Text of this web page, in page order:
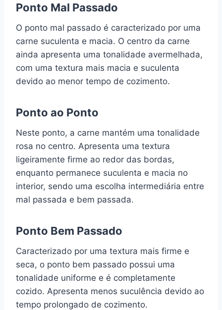
Ponto Mal Passado
O ponto mal passado é caracterizado por uma
carne suculenta e macia. O centro da carne
ainda apresenta uma tonalidade avermelhada,
com uma textura mais macia e suculenta
devido ao menor tempo de cozimento.
Ponto ao Ponto
Neste ponto, a carne mantém uma tonalidade
rosa no centro. Apresenta uma textura
ligeiramente firme ao redor das bordas,
enquanto permanece suculenta e macia no
interior, sendo uma escolha intermediária entre
mal passada e bem passada.
Ponto Bem Passado
Caracterizado por uma textura mais firme e
seca, o ponto bem passado possui uma
tonalidade uniforme e é completamente
cozido. Apresenta menos suculência devido ao
tempo prolongado de cozimento.